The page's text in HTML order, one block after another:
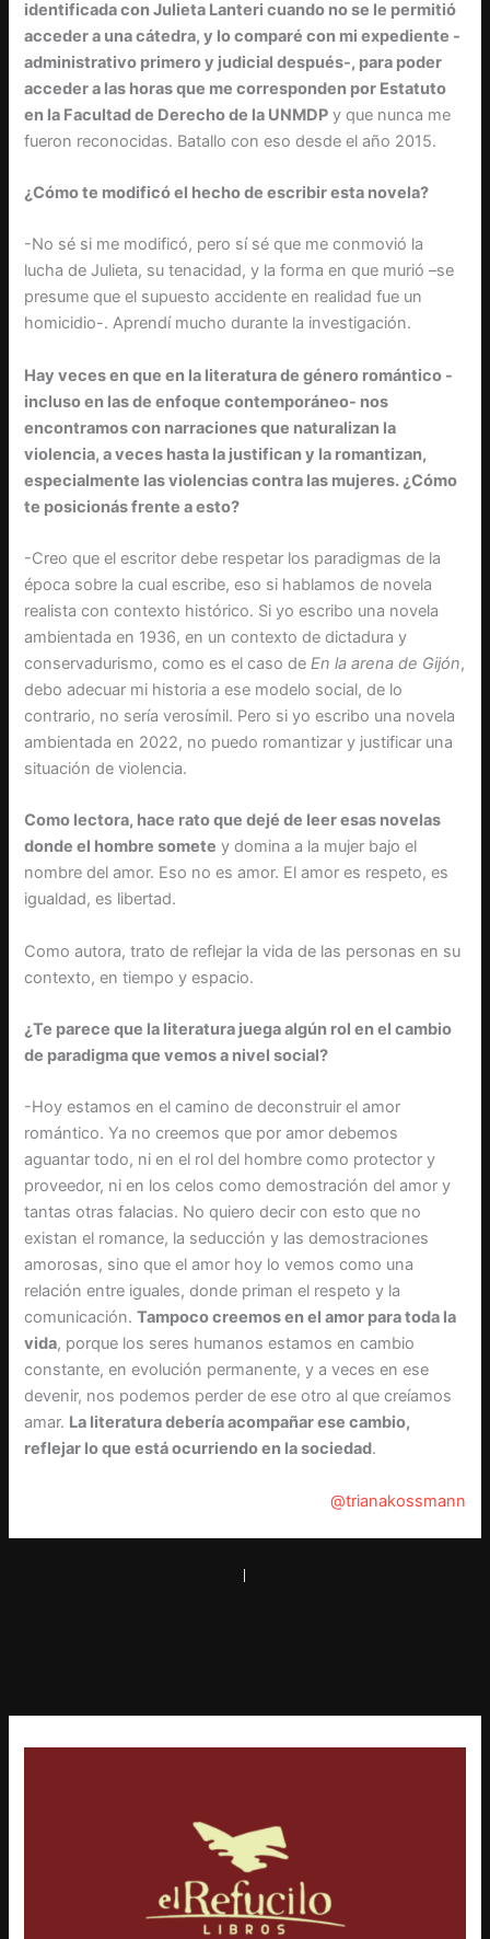
identificada con Julieta Lanteri cuando no se le permitió
acceder a una cátedra, y lo comparé con mi expediente -
administrativo primero y judicial después-, para poder
acceder a las horas que me corresponden por Estatuto
en la Facultad de Derecho de la UNMDP y que nunca me
fueron reconocidas. Batallo con eso desde el año 2015.
¿Cómo te modificó el hecho de escribir esta novela?
-No sé si me modificó, pero sí sé que me conmovió la
lucha de Julieta, su tenacidad, y la forma en que murió –se
presume que el supuesto accidente en realidad fue un
homicidio-. Aprendí mucho durante la investigación.
Hay veces enque en la literatura de género romántico -
incluso en las de enfoque contemporáneo- nos
encontramos con narracionesque naturalizan la
violencia, a veces hasta la justifican y la romantizan,
especialmente las violencias contra las mujeres. ¿Cómo
te posicionás frente a esto?
-Creo que el escritor debe respetar los paradigmas de la
época sobre la cual escribe, eso si hablamos de novela
realista con contexto histórico. Si yo escribo una novela
ambientada en 1936, en un contexto de dictadura y
conservadurismo, como es el caso deEn la arena de Gijón,
debo adecuar mi historia a ese modelo social, de lo
contrario, no sería verosímil. Pero si yo escribo una novela
ambientada en 2022, no puedo romantizar y justificar una
situación de violencia.
Como lectora, hace rato que dejé de leer esas novelas
donde el hombre somete y domina a la mujer bajo el
nombre del amor. Eso no es amor. El amor es respeto, es
igualdad, es libertad.
Como autora, trato de reflejar la vida de las personas en su
contexto, en tiempo y espacio.
¿Te parece que la literatura juega algún rol en el cambio
de paradigma que vemos a nivel social?
-Hoy estamos en el camino de deconstruir el amor
romántico. Ya no creemos que por amor debemos
aguantar todo, ni en el rol del hombre como protector y
proveedor, ni en los celos como demostración del amor y
tantas otras falacias. No quiero decir con esto que no
existan el romance, la seducción y las demostraciones
amorosas, sino que el amor hoy lo vemos como una
relación entre iguales, donde priman el respeto y la
comunicación.Tampoco creemos en el amor para toda la
vida, porque los seres humanos estamos en cambio
constante, en evolución permanente, y a veces en ese
devenir, nos podemos perder de ese otro al que creíamos
amar. La literatura debería acompañar ese cambio,
reflejar lo que está ocurriendo en la sociedad.
@trianakossmann